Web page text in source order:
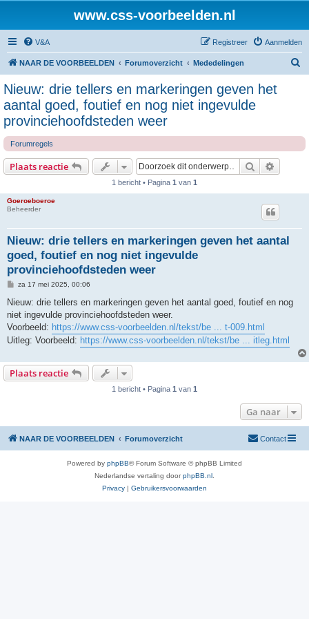
www.css-voorbeelden.nl
V&A Aanmelden
Registreer
NAAR DE VOORBEELDEN Forumoverzicht Mededelingen
Nieuw: drie tellers en markeringen geven het
aantal goed, foutief en nog niet ingevulde
provinciehoofdsteden weer
Forumregels
Plaats reactie Zoek
1 bericht • Pagina 1 van 1
Goeroeboeroe
Beheerder
Nieuw: drie tellers en markeringen geven het aantal
goed, foutief en nog niet ingevulde
provinciehoofdsteden weer
B
r
c
h
za 17 mei 2025, 00:06
Nieuw: drie tellers en markeringen geven het aantal goed, foutief en nog
niet ingevulde provinciehoofdsteden weer.
Voorbeeld: https://www.css-voorbeelden.nl/tekst/be ... t-009.html
Uitleg: Voorbeeld: https://www.css-voorbeelden.nl/tekst/be ... itleg.html
Plaats reactie
1 bericht • Pagina 1 van 1
Ga naar
NAAR DE VOORBEELDEN Forumoverzicht Contact
Powered by phpBB® Forum Software © phpBB Limited
Nederlandse vertaling doorphpBB.nl
Privacy | Gebruikersvoorwaarden